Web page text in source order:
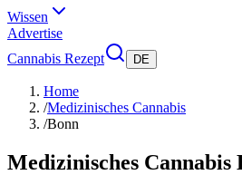
Wissen
Advertise
Cannabis Rezept
DE
Home
/Medizinisches Cannabis
/Bonn
Medizinisches Cannabis